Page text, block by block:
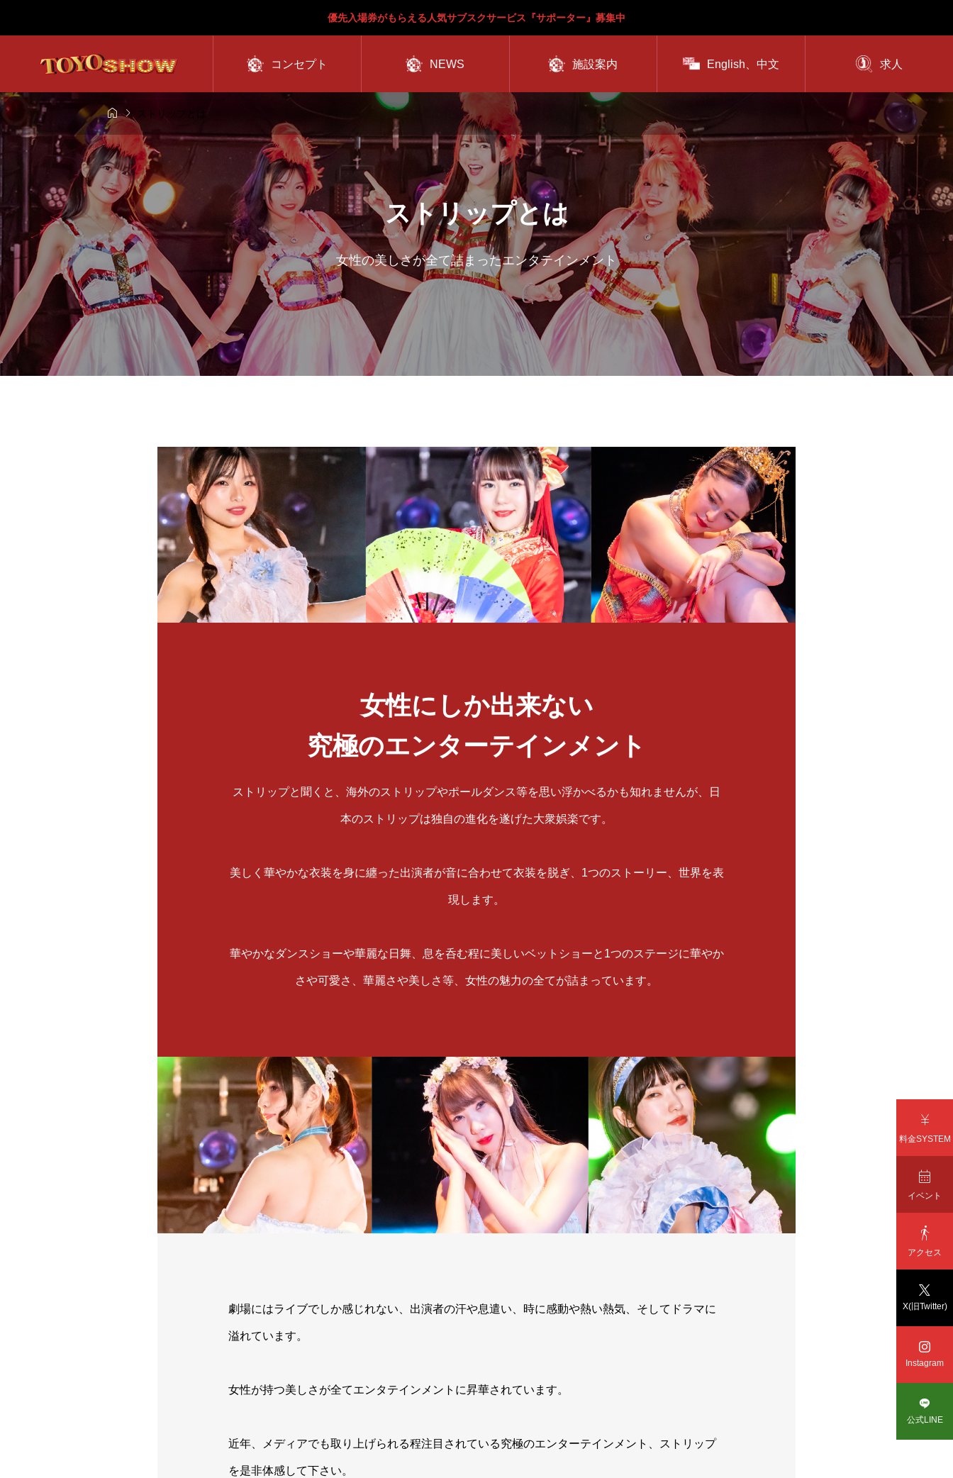
優先入場券がもらえる人気サブスクサービス『サポーター』募集中
コンセプト NEWS 施設案内 English、中文 求人
 ストリップとは
ストリップとは
女性の美しさが全て詰まったエンタテインメント
女性にしか出来ない
究極のエンターテインメント
ストリップと聞くと、海外のストリップやポールダンス等を思い浮かべるかも知れませんが、日
本のストリップは独自の進化を遂げた大衆娯楽です。
美しく華やかな衣装を身に纏った出演者が音に合わせて衣装を脱ぎ、1つのストーリー、世界を表
現します。
華やかなダンスショーや華麗な日舞、息を呑む程に美しいベットショーと1つのステージに華やか
さや可愛さ、華麗さや美しさ等、女性の魅力の全てが詰まっています。
劇場にはライブでしか感じれない、出演者の汗や息遣い、時に感動や熱い熱気、そしてドラマに
溢れています。
女性が持つ美しさが全てエンタテインメントに昇華されています。
近年、メディアでも取り上げられる程注目されている究極のエンターテインメント、ストリップ
を是非体感して下さい。

料金SYSTEM

イベント

アクセス

X(旧Twitter)

Instagram

公式LINE